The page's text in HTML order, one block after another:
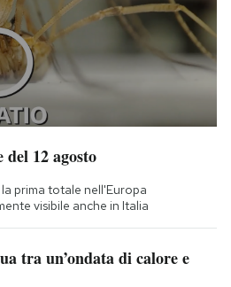
del 12 agosto
prima totale nell'Europa
visibile anche in Italia
tra un’ondata di calore e